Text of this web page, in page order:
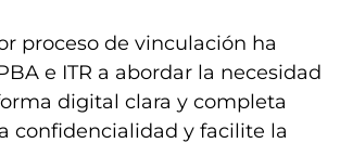
proceso de vinculación ha
e ITR a abordar la necesidad
digital clara y completa
confidencialidad y facilite la